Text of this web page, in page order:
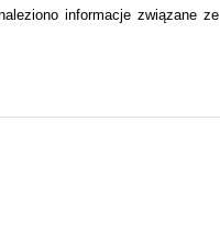
informacje związane ze